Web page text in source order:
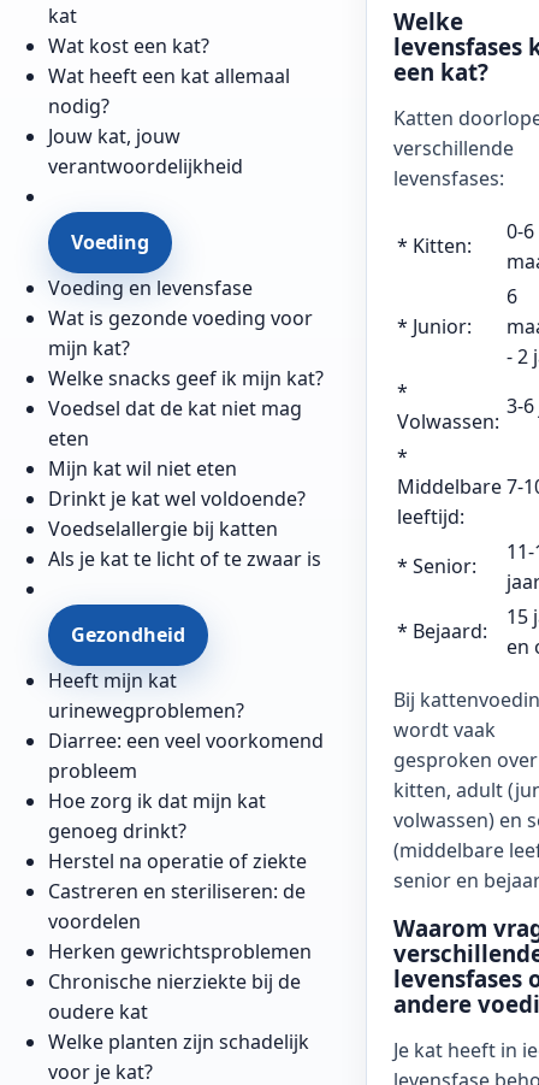
kat
Wat kost een kat?
Wat heeft een kat allemaal
nodig?
Jouw kat, jouw
verantwoordelijkheid
Voeding
Voeding en levensfase
Wat is gezonde voeding voor
mijn kat?
Welke snacks geef ik mijn kat?
Voedsel dat de kat niet mag
eten
Mijn kat wil niet eten
Drinkt je kat wel voldoende?
Voedselallergie bij katten
Als je kat te licht of te zwaar is
Gezondheid
Heeft mijn kat
urinewegproblemen?
Diarree: een veel voorkomend
probleem
Hoe zorg ik dat mijn kat
genoeg drinkt?
Herstel na operatie of ziekte
Castreren en steriliseren: de
voordelen
Herken gewrichtsproblemen
Chronische nierziekte bij de
oudere kat
Welke planten zijn schadelijk
voor je kat?
Welke
levensfases
een kat?
Katten
verschillende
levensfases:
* Kitten:
0-6
* Junior:
6
- 2
*
Volwassen:
3-
*
Middelbare
leeftijd:
7-
* Senior:
* Bejaard:
15
en
Bij
wordt vaak
gesproken over
kitten, adult
volwassen) en
(middelbare
senior en
Waarom
levensfases
andere
Je kat heeft in